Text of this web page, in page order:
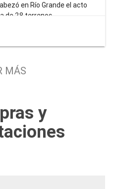
en Río Grande el acto
de 28 terrenos
especial anunciada por
la cual tiene como
habitacional a docentes,
MÁS
y